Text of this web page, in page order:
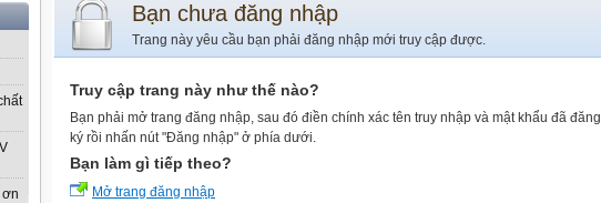
ơn
Bạn chưa đăng nhập
Trang này yêu cầu bạn phải đăng nhập mới truy cập được.
Truy cập trang này như thế nào?
Bạn phải mở trang đăng nhập, sau đó điền chính xác tên truy nhập và mật khẩu đã đăng
ký rồi nhấn nút "Đăng nhập" ở phía dưới.
Bạn làm gì tiếp theo?
Mở trang đăng nhập